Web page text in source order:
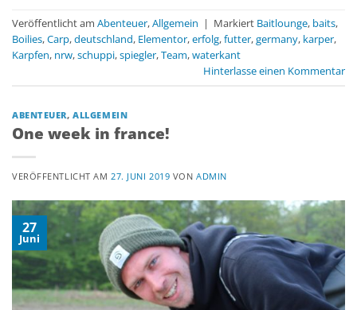
Veröffentlicht am Abenteuer,Allgemein | Markiert Baitlounge, baits,
Boilies,Carp,deutschland, Elementor,erfolg,futter,germany, karper,
Karpfen, nrw,schuppi,spiegler,Team,waterkant
Hinterlasse einen Kommentar
ABENTEUER,ALLGEMEIN
One week in france!
VERÖFFENTLICHT AM 27. JUNI 2019 VONADMIN
27
Juni